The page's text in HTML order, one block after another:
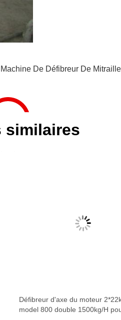
Machine De Défibreur De Mitraille
similaires
Défibreur d'axe du moteur
model 800 double 1500kg/H